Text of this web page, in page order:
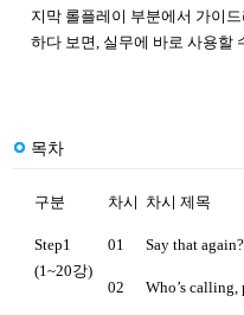
지막 롤플레이 부분에서 가이
하다 보면, 실무에 바로 사용할
목차
구분 차시 차시 제목
Step1
(1~20강)
01 Say that again?
02 Who’s calling,